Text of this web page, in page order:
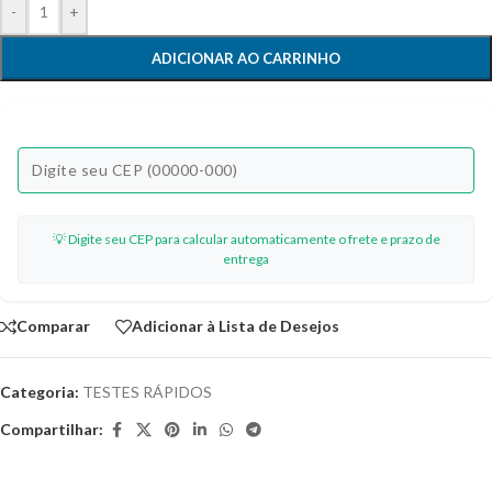
- +
ADICIONAR AO CARRINHO
💡 Digite seu CEP para calcular automaticamente o frete e prazo de
entrega
Comparar Adicionar à Lista de Desejos
Categoria: TESTES RÁPIDOS
Compartilhar: